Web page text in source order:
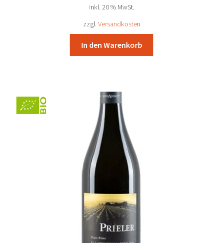
Scheiblhofer – Andau
Sommer – Donnerskirchen
Stiegelmar (JURIS) – Gols
Strehn – Deutschkreutz
Szigeti Sektkellerei – Gols
Tesch – Neckenmarkt
war:
15,05 €
inkl. 20 % MwSt.
zzgl. Versandkosten
In den Warenkorb